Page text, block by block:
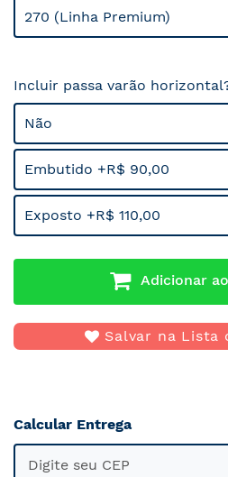
270 (Linha Premium)
Incluir passa varão
Não
Embutido +R$ 90,00
Exposto +R$ 110,00
Adicionar
Salvar na Lista
Calcular Entrega